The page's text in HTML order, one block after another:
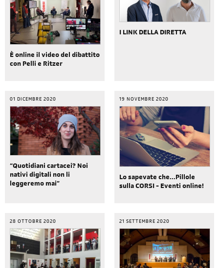
È online il video del dibattito
con Pelli e Ritzer
I LINK DELLA DIRETTA
01 DICEMBRE 2020
“Quotidiani cartacei? Noi
nativi digitali non li
leggeremo mai”
19 NOVEMBRE 2020
Lo sapevate che...Pillole
sulla CORSI - Eventi online!
28 OTTOBRE 2020 21 SETTEMBRE 2020